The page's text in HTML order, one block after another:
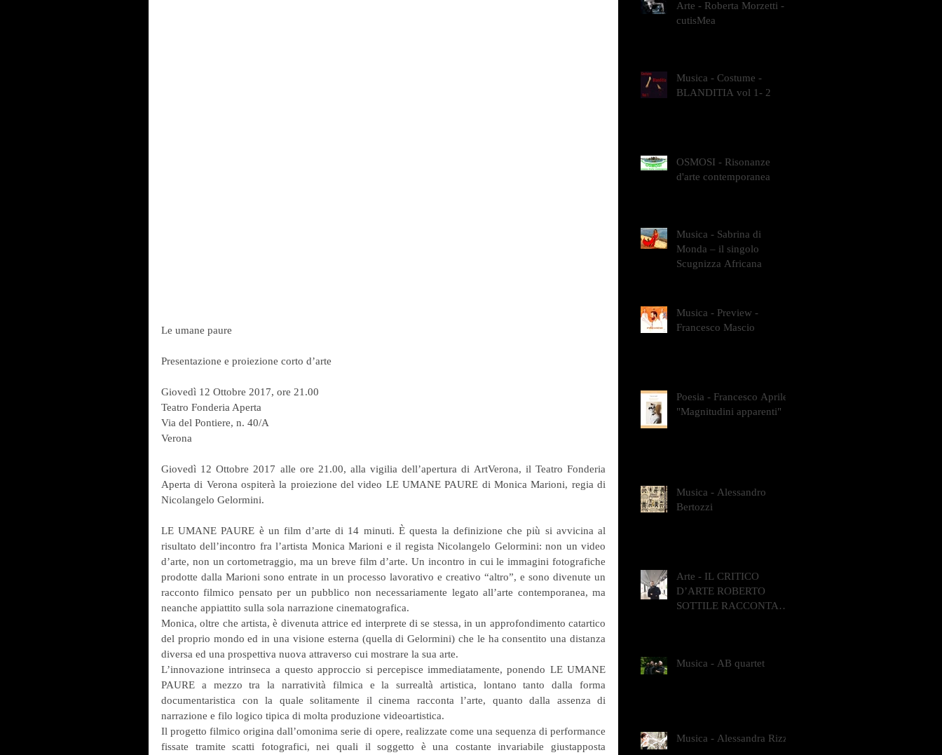
Le umane paure
Presentazione e proiezione corto d’arte
Giovedì 12 Ottobre 2017, ore 21.00
Teatro Fonderia Aperta
Via del Pontiere, n. 40/A
Verona
Giovedì 12 Ottobre 2017 alle ore 21.00, alla vigilia dell’apertura di ArtVerona, il Teatro Fonderia
Aperta di Verona ospiterà la proiezione del video LE UMANE PAURE di Monica Marioni, regia di
Nicolangelo Gelormini.
LE UMANE PAURE è un film d’arte di 14 minuti. È questa la definizione che più si avvicina al
risultato dell’incontro fra l’artista Monica Marioni e il regista Nicolangelo Gelormini: non un video
d’arte, non un cortometraggio, ma un breve film d’arte. Un incontro in cui le immagini fotografiche
prodotte dalla Marioni sono entrate in un processo lavorativo e creativo “altro”, e sono divenute un
racconto filmico pensato per un pubblico non necessariamente legato all’arte contemporanea, ma
neanche appiattito sulla sola narrazione cinematografica.
Monica, oltre che artista, è divenuta attrice ed interprete di se stessa, in un approfondimento catartico
del proprio mondo ed in una visione esterna (quella di Gelormini) che le ha consentito una distanza
diversa ed una prospettiva nuova attraverso cui mostrare la sua arte.
L’innovazione intrinseca a questo approccio si percepisce immediatamente, ponendo LE UMANE
PAURE a mezzo tra la narratività filmica e la surrealtà artistica, lontano tanto dalla forma
documentaristica con la quale solitamente il cinema racconta l’arte, quanto dalla assenza di
narrazione e filo logico tipica di molta produzione videoartistica.
Il progetto filmico origina dall’omonima serie di opere, realizzate come una sequenza di performance
fissate tramite scatti fotografici, nei quali il soggetto è una costante invariabile giustapposta
Arte - Roberta Morzetti -
cutisMea
Musica - Costume -
BLANDITIA vol 1- 2
OSMOSI - Risonanze
d'arte contemporanea
Musica - Sabrina di
Monda – il singolo
Scugnizza Africana
Musica - Preview -
Francesco Mascio
Poesia - Francesco Aprile -
"Magnitudini apparenti"
Musica - Alessandro
Bertozzi
Arte - IL CRITICO
D’ARTE ROBERTO
SOTTILE RACCONTA
Musica - AB quartet
Musica - Alessandra Rizzo